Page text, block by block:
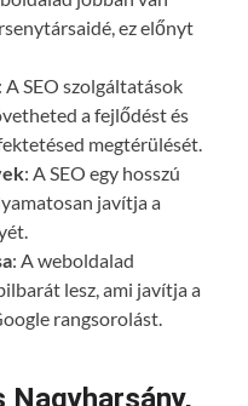
ez előnyt
: A SEO szolgáltatások
a fejlődést és
megtérülését.
: A SEO egy hosszú
javítja a
: A weboldalad
lesz, ami javítja a
rangsorolást.